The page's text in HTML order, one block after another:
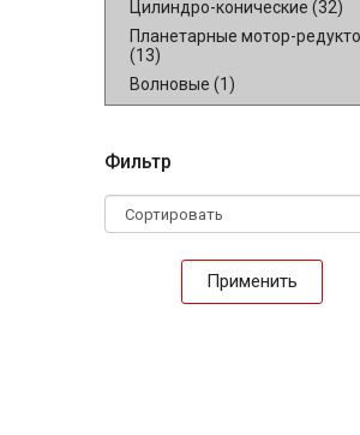
Цилиндро-конические (32)
Планетарные мотор-
(13)
Волновые (1)
Фильтр
Применить